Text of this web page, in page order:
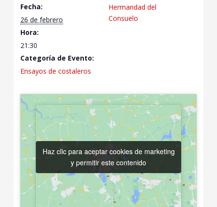
Fecha:
26 de febrero
Hora:
21:30
Categoría de Evento:
Ensayos de costaleros
Hermandad del
Consuelo
Haz clic para aceptar cookies de marketing
y permitir este contenido
Haz clic para aceptar cookies de marketing
y permitir este contenido